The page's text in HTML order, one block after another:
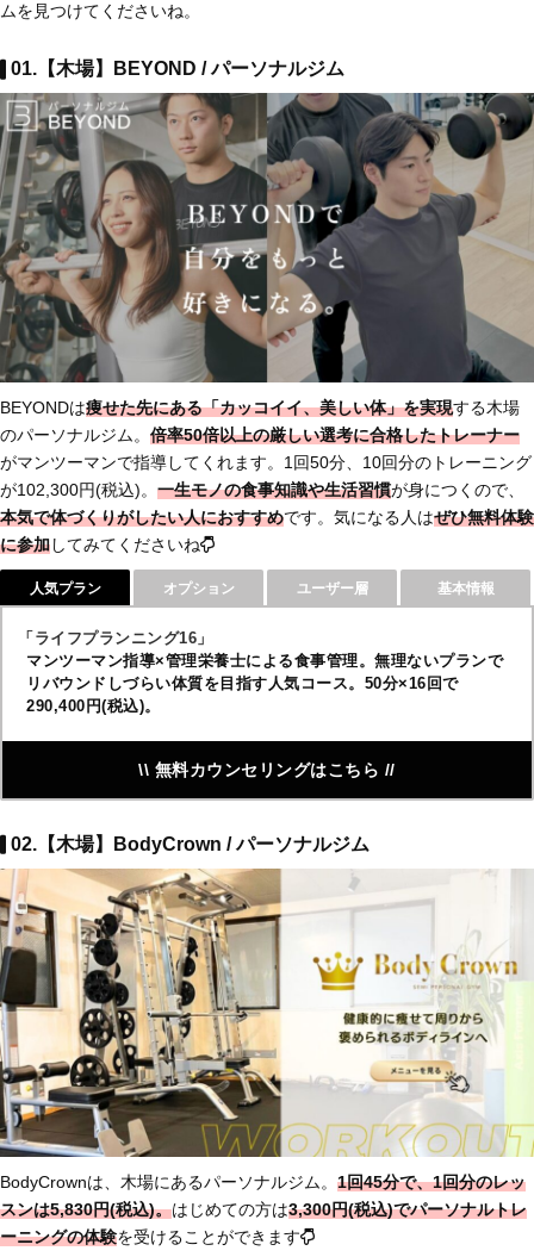
ムを見つけてくださいね。
01.【木場】BEYOND / パーソナルジム
BEYONDは痩せた先にある「カッコイイ、美しい体」を実現する木場
のパーソナルジム。 倍率50倍以上の厳しい選考に合格したトレーナー
がマンツーマンで指導してくれます。1回50分、10回分のトレーニング
が102,300円(税込)。 一生モノの食事知識や生活習慣が身につくので、
本気で体づくりがしたい人におすすめです。気になる人はぜひ無料体験
に参加してみてくださいね
人気プラン オプション ユーザー層 基本情報
「ライフプランニング16」
マンツーマン指導×管理栄養士による食事管理。無理ないプランで
リバウンドしづらい体質を目指す人気コース。50分×16回で
290,400円(税込)。
\\ 無料カウンセリングはこちら //
02.【木場】BodyCrown / パーソナルジム
BodyCrownは、木場にあるパーソナルジム。 1回45分で、1回分のレッ
スンは5,830円(税込)。はじめての方は3,300円(税込)でパーソナルトレ
ーニングの体験を受けることができます